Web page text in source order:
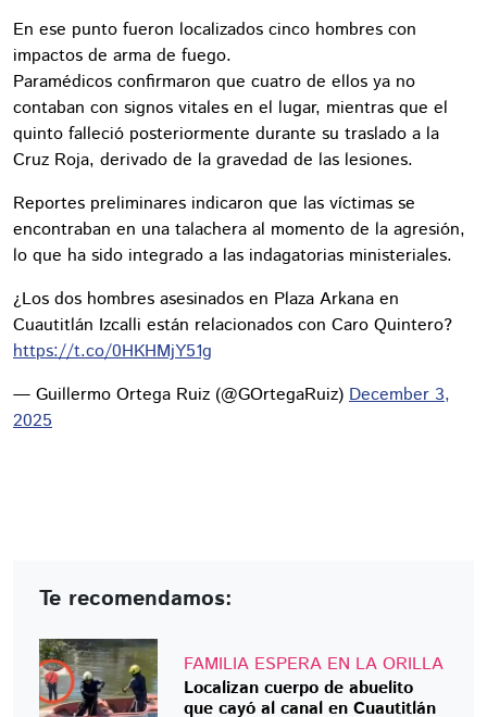
En ese punto fueron localizados cinco hombres con
impactos de arma de fuego.
Paramédicos confirmaron que cuatro de ellos ya no
contaban con signos vitales en el lugar, mientras que el
quinto falleció posteriormente durante su traslado a la
Cruz Roja, derivado de la gravedad de las lesiones.
Reportes preliminares indicaron que las víctimas se
encontraban en una talachera al momento de la agresión,
lo que ha sido integrado a las indagatorias ministeriales.
¿Los dos hombres asesinados en Plaza Arkana en
Cuautitlán Izcalli están relacionados con Caro Quintero?
https://t.co/0HKHMjY51g
— Guillermo Ortega Ruiz (@GOrtegaRuiz) December 3,
2025
Te recomendamos:
FAMILIA ESPERA EN LA ORILLA
Localizan cuerpo de abuelito
que cayó al canal en Cuautitlán